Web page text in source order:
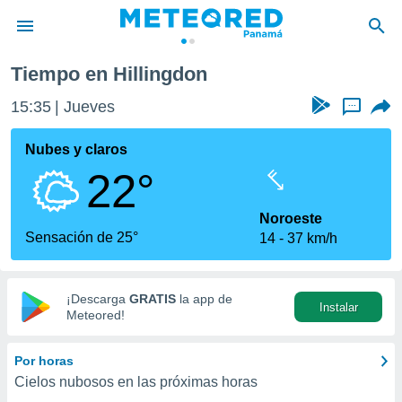
de
ha
calidad.
a este
las
y
digital
basada
Tiempo en Hillingdon
15:35 Jueves ...
Nubes y claros
22°
Sensación de 25°
Noroeste
14
37 km/h
¡Descarga GRATIS la app de
Meteored!
Instalar
Por horas
Cielos nubosos en las próximas horas